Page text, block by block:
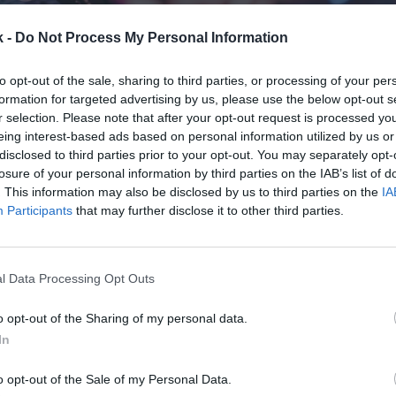
- Do Not Process My Personal Information
opt-out of the sale, sharing to third parties, or processing of your
for targeted advertising by us, please use the below opt-out
selection. Please note that after your opt-out request is processed
interest-based ads based on personal information utilized by us
to third parties prior to your opt-out. You may separately
of your personal information by third parties on the IAB’s list of
This information may also be disclosed by us to third parties on the
Participants that may further disclose it to other third parties.
Data Processing Opt Outs
opt-out of the Sharing of my personal data.
opt-out of the Sale of my Personal Data.
Guardar Me gusta
inicia la batería de renovaciones de sus
KitKat, que se unió al club en 2021y renueva por
de esports. La firma será para la temporada 2023 y
como Hot Wheels, Babybel, Chupa Chups,
de la camiseta.
las previsiones,
La cifra
que se puedan sacar adelante mientras aún